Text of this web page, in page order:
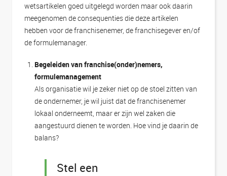
wetsartikelen goed uitgelegd worden maar ook daarin
meegenomen de consequenties die deze artikelen
hebben voor de franchisenemer, de franchisegever en/of
de formulemanager.
Begeleiden van franchise(onder)nemers,
formulemanagement
Als organisatie wil je zeker niet op de stoel zitten van
de ondernemer, je wil juist dat de franchisenemer
lokaal onderneemt, maar er zijn wel zaken die
aangestuurd dienen te worden. Hoe vind je daarin de
balans?
Stel een